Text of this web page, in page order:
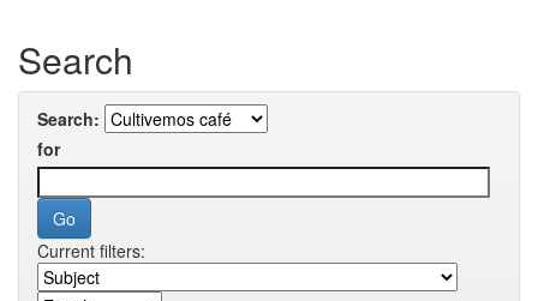
Search
Search:
for
Current filters: